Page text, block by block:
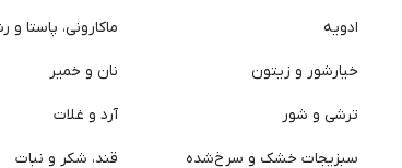
ادویه
خیارشور و زیتون
ترشی و شور
سبزیجات خشک و سرخ‌شده
ماکارونی، پاستا و
نان و خمیر
آرد و غلات
قند، شکر و نبات